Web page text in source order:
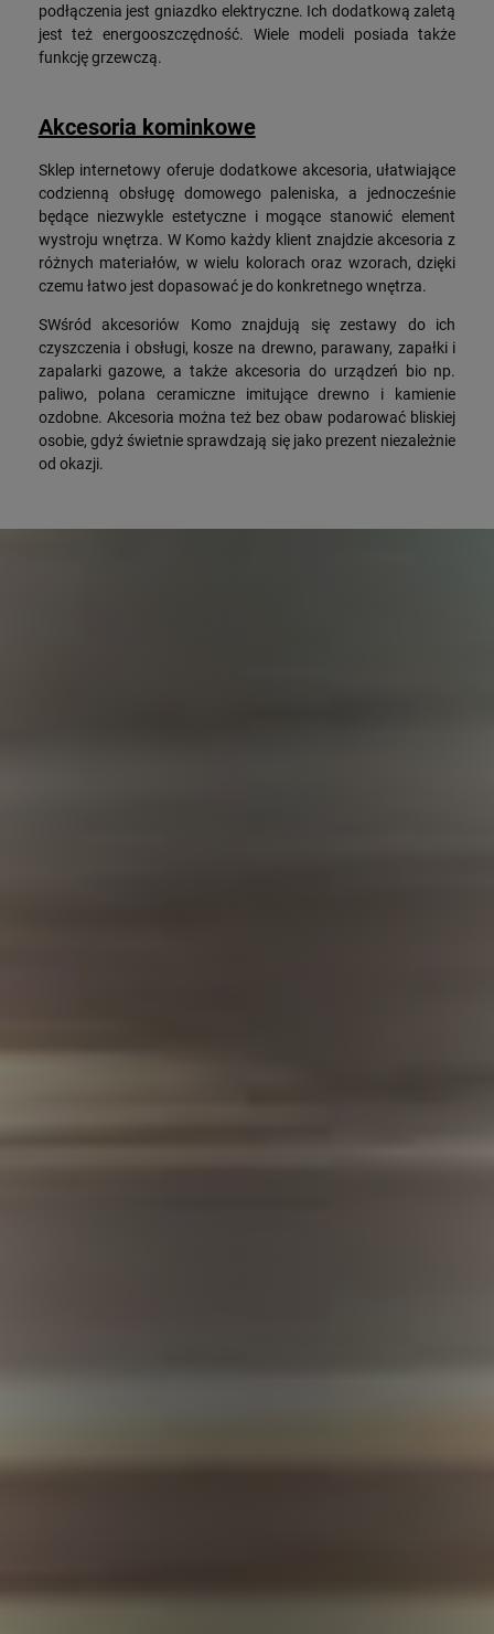
podłączenia jest gniazdko elektryczne. Ich dodatkową zaletą
jest też energooszczędność. Wiele modeli posiada także
funkcję grzewczą.
Akcesoria kominkowe
Sklep internetowy oferuje dodatkowe akcesoria, ułatwiające
codzienną obsługę domowego paleniska, a jednocześnie
będące niezwykle estetyczne i mogące stanowić element
wystroju wnętrza. W Komo każdy klient znajdzie akcesoria z
różnych materiałów, w wielu kolorach oraz wzorach, dzięki
czemu łatwo jest dopasować je do konkretnego wnętrza.
SWśród akcesoriów Komo znajdują się zestawy do ich
czyszczenia i obsługi, kosze na drewno, parawany, zapałki i
zapalarki gazowe, a także akcesoria do urządzeń bio np.
paliwo, polana ceramiczne imitujące drewno i kamienie
ozdobne. Akcesoria można też bez obaw podarować bliskiej
osobie, gdyż świetnie sprawdzają się jako prezent niezależnie
od okazji.